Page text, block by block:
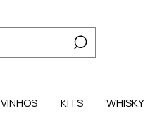
VINHOS KITS WHISKY